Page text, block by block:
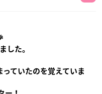
した。
ていたのを覚えていま